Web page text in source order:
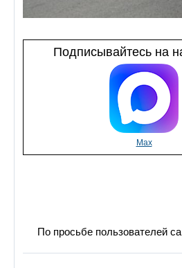
Подписывайтесь на
Max
По просьбе пользователей